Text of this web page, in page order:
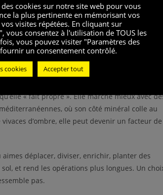
?
d’autres vont te punir
« fait propre ». Elle marche mieux avec
où son côté minéral colle au
d’ombre, elle peut devenir un facteur de
déplacer, diviser, enrichir, planter des
et rend les opérations plus longues. Un
pas.
cookies sur notre site web pour vous
la plus pertinente en mémorisant vos
visites répétées. En cliquant sur
vous consentez à l'utilisation de TOUS les
vous pouvez visiter "Paramètres des
un consentement contrôlé.
cookies Accepter tout